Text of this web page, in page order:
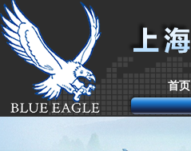
首页